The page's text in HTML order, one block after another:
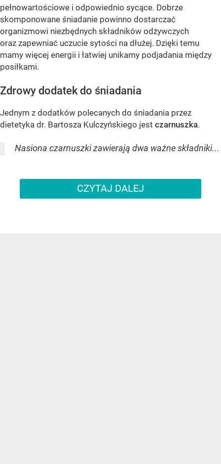
pełnowartościowe i odpowiednio sycące. Dobrze
skomponowane śniadanie powinno dostarczać
organizmowi niezbędnych składników odżywczych
oraz zapewniać uczucie sytości na dłużej. Dzięki temu
mamy więcej energii i łatwiej unikamy podjadania między
posiłkami.
Zdrowy dodatek do śniadania
Jednym z dodatków polecanych do śniadania przez
dietetyka dr. Bartosza Kulczyńskiego jest czarnuszka.
Nasiona czarnuszki zawierają dwa ważne składniki...
CZYTAJ DALEJ